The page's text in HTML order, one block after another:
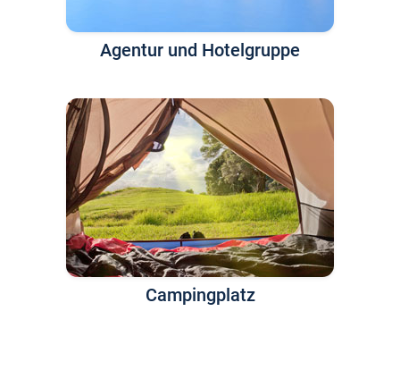
Agentur und Hotelgruppe
Campingplatz